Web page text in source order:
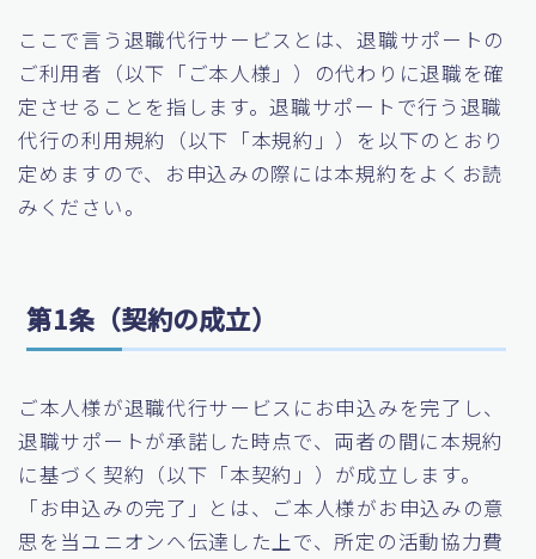
よくあるご質問
ここで言う退職代行サービスとは、退職サポートの
ご利用者（以下「ご本人様」）の代わりに退職を確
定させることを指します。退職サポートで行う退職
代行の利用規約（以下「本規約」）を以下のとおり
定めますので、お申込みの際には本規約をよくお読
みください。
第1条（契約の成立）
ご本人様が退職代行サービスにお申込みを完了し、
退職サポートが承諾した時点で、両者の間に本規約
に基づく契約（以下「本契約」）が成立します。
「お申込みの完了」とは、ご本人様がお申込みの意
思を当ユニオンへ伝達した上で、所定の活動協力費